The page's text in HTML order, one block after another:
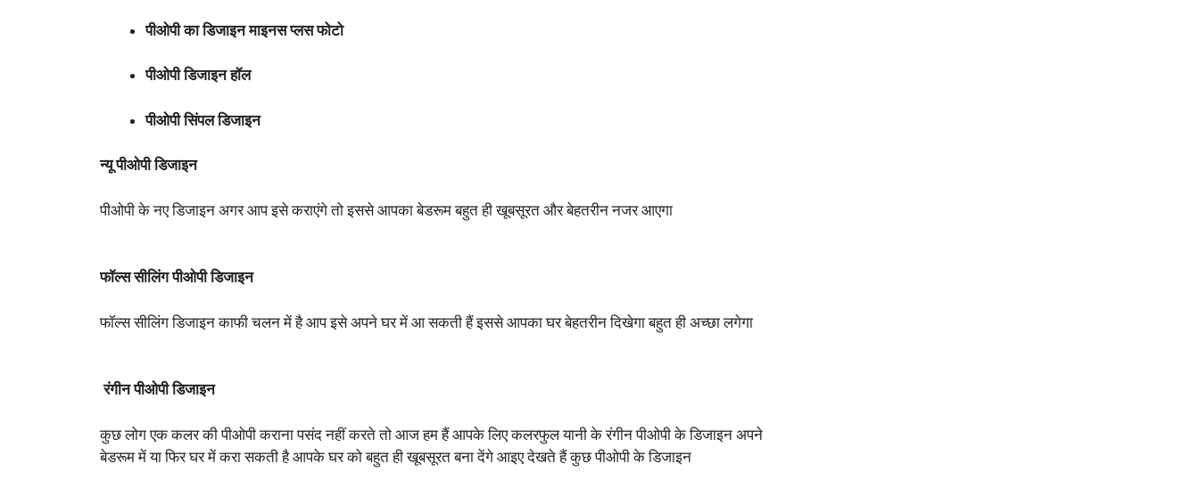
पीओपी का डिजाइन माइनस प्लस फोटो
पीओपी डिजाइन हॉल
पीओपी सिंपल डिजाइन
न्यू पीओपी डिजाइन
पीओपी के नए डिजाइन अगर आप इसे कराएंगे तो इससे आपका बेडरूम बहुत ही खूबसूरत और बेहतरीन नजर आएगा
फॉल्स सीलिंग पीओपी डिजाइन
फॉल्स सीलिंग डिजाइन काफी चलन में है आप इसे अपने घर में आ सकती हैं इससे आपका घर बेहतरीन दिखेगा बहुत ही अच्छा लगेगा
रंगीन पीओपी डिजाइन
कुछ लोग एक कलर की पीओपी कराना पसंद नहीं करते तो आज हम हैं आपके लिए कलरफुल यानी के रंगीन पीओपी के डिजाइन अपने
बेडरूम में या फिर घर में करा सकती है आपके घर को बहुत ही खूबसूरत बना देंगे आइए देखते हैं कुछ पीओपी के डिजाइन